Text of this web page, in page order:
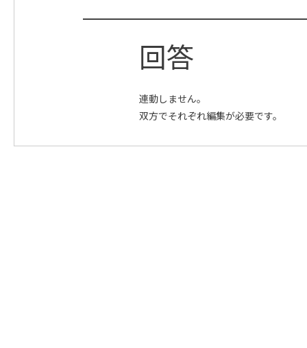
連動しません。
双方でそれぞれ編集が必要です。